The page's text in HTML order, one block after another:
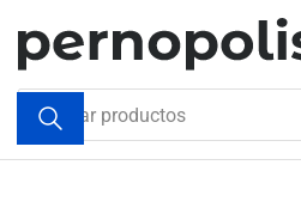
contenido
Buscar
productos